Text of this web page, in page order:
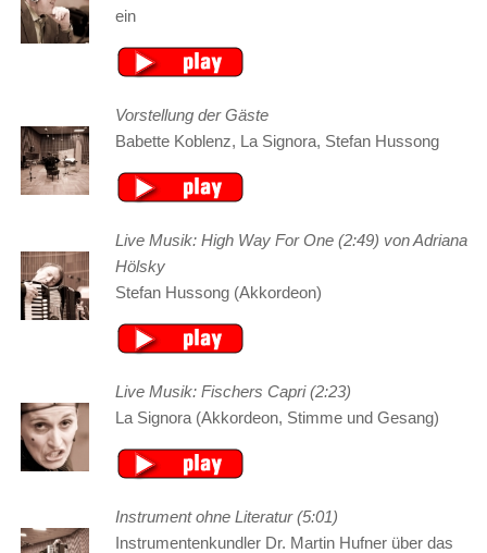
ein
Vorstellung der Gäste
Babette Koblenz, La Signora, Stefan Hussong
Live Musik: High Way For One (2:49) von Adriana
Hölsky
Stefan Hussong (Akkordeon)
Live Musik: Fischers Capri (2:23)
La Signora (Akkordeon, Stimme und Gesang)
Instrument ohne Literatur (5:01)
Instrumentenkundler Dr. Martin Hufner über das